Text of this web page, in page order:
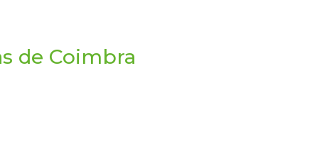
de Coimbra